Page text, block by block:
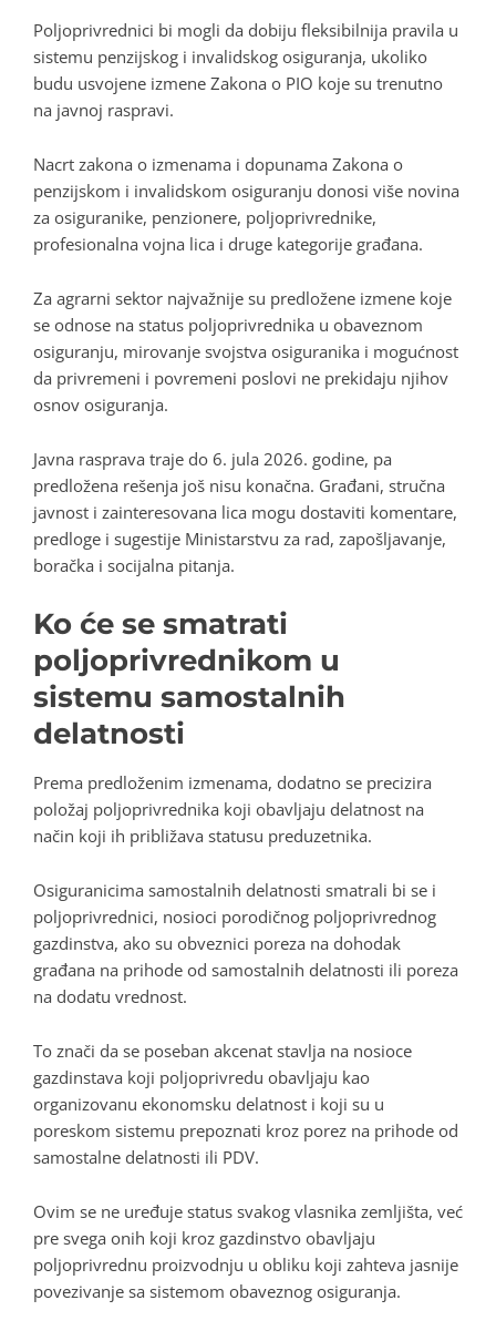
Poljoprivrednici bi mogli da dobiju fleksibilnija pravila u
sistemu penzijskog i invalidskog osiguranja, ukoliko
budu usvojene izmene Zakona o PIO koje su trenutno
na javnoj raspravi.
Nacrt zakona o izmenama i dopunama Zakona o
penzijskom i invalidskom osiguranju donosi više novina
za osiguranike, penzionere, poljoprivrednike,
profesionalna vojna lica i druge kategorije građana.
Za agrarni sektor najvažnije su predložene izmene koje
se odnose na status poljoprivrednika u obaveznom
osiguranju, mirovanje svojstva osiguranika i mogućnost
da privremeni i povremeni poslovi ne prekidaju njihov
osnov osiguranja.
Javna rasprava traje do 6. jula 2026. godine, pa
predložena rešenja još nisu konačna. Građani, stručna
javnost i zainteresovana lica mogu dostaviti komentare,
predloge i sugestije Ministarstvu za rad, zapošljavanje,
boračka i socijalna pitanja.
Ko će se smatrati
poljoprivrednikom u
sistemu samostalnih
delatnosti
Prema predloženim izmenama, dodatno se precizira
položaj poljoprivrednika koji obavljaju delatnost na
način koji ih približava statusu preduzetnika.
Osiguranicima samostalnih delatnosti smatrali bi se i
poljoprivrednici, nosioci porodičnog poljoprivrednog
gazdinstva, ako su obveznici poreza na dohodak
građana na prihode od samostalnih delatnosti ili poreza
na dodatu vrednost.
To znači da se poseban akcenat stavlja na nosioce
gazdinstava koji poljoprivredu obavljaju kao
organizovanu ekonomsku delatnost i koji su u
poreskom sistemu prepoznati kroz porez na prihode od
samostalne delatnosti ili PDV.
Ovim se ne uređuje status svakog vlasnika zemljišta, već
pre svega onih koji kroz gazdinstvo obavljaju
poljoprivrednu proizvodnju u obliku koji zahteva jasnije
povezivanje sa sistemom obaveznog osiguranja.